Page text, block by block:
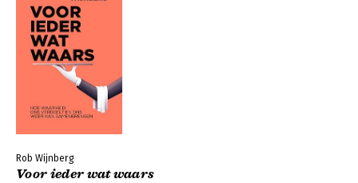
Rob Wijnberg
Voor ieder wat waars